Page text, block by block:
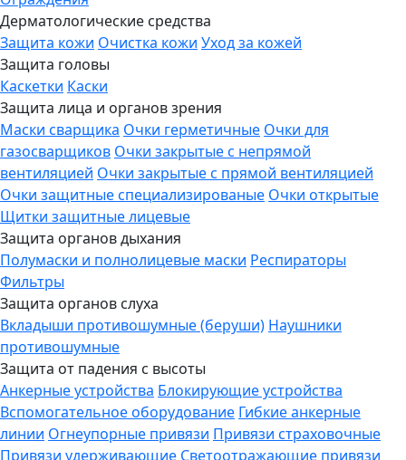
Дерматологические средства
Защита кожи Очистка кожи Уход за кожей
Защита головы
Каскетки Каски
Защита лица и органов зрения
Маски сварщика Очки герметичные Очки для
газосварщиков Очки закрытые с непрямой
вентиляцией Очки закрытые с прямой вентиляцией
Очки защитные специализированые Очки открытые
Щитки защитные лицевые
Защита органов дыхания
Полумаски и полнолицевые маски Респираторы
Фильтры
Защита органов слуха
Вкладыши противошумные (беруши) Наушники
противошумные
Защита от падения с высоты
Анкерные устройства Блокирующие устройства
Вспомогательное оборудование Гибкие анкерные
линии Огнеупорные привязи Привязи страховочные
Привязи удерживающие Светоотражающие привязи